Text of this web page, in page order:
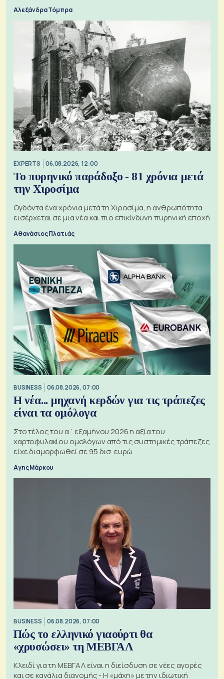
Αλεξάνδρα Τόμπρα
EXPERTS 06.08.2026, 12:00
Το πυρηνικό παράδοξο - 81 χρόνια μετά
την Χιροσίμα
Ογδόντα ένα χρόνια μετά τη Χιροσίμα, η ανθρωπότητα
εισέρχεται σε μια νέα και πιο επικίνδυνη πυρηνική εποχή
Αθανάσιος Πλατιάς
BUSINESS 06.08.2026, 07:00
Η νέα... μηχανή κερδών για τις τράπεζες
είναι τα ομόλογα
Στο τέλος του α΄ εξαμήνου 2026 η αξία του
χαρτοφυλακίου ομολόγων από τις συστημικές τράπεζες
είχε διαμορφωθεί σε 95 δισ. ευρώ
Αγης Μάρκου
BUSINESS 06.08.2026, 07:00
Πώς το ελληνικό γιαούρτι θα
«χρυσώσει» τη ΜΕΒΓΑΛ
Κλειδί για τη ΜΕΒΓΑΛ είναι η διείσδυση σε νέες αγορές
και σε κανάλια διανομής - Η «μάχη» με την ιδιωτική